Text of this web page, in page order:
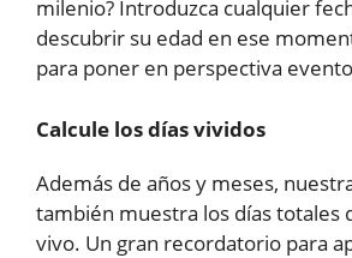
milenio? Introduzca cualquier
descubrir su edad en ese
para poner en perspectiva
Calcule los días vividos
Además de años y meses,
también muestra los días totales
vivo. Un gran recordatorio para